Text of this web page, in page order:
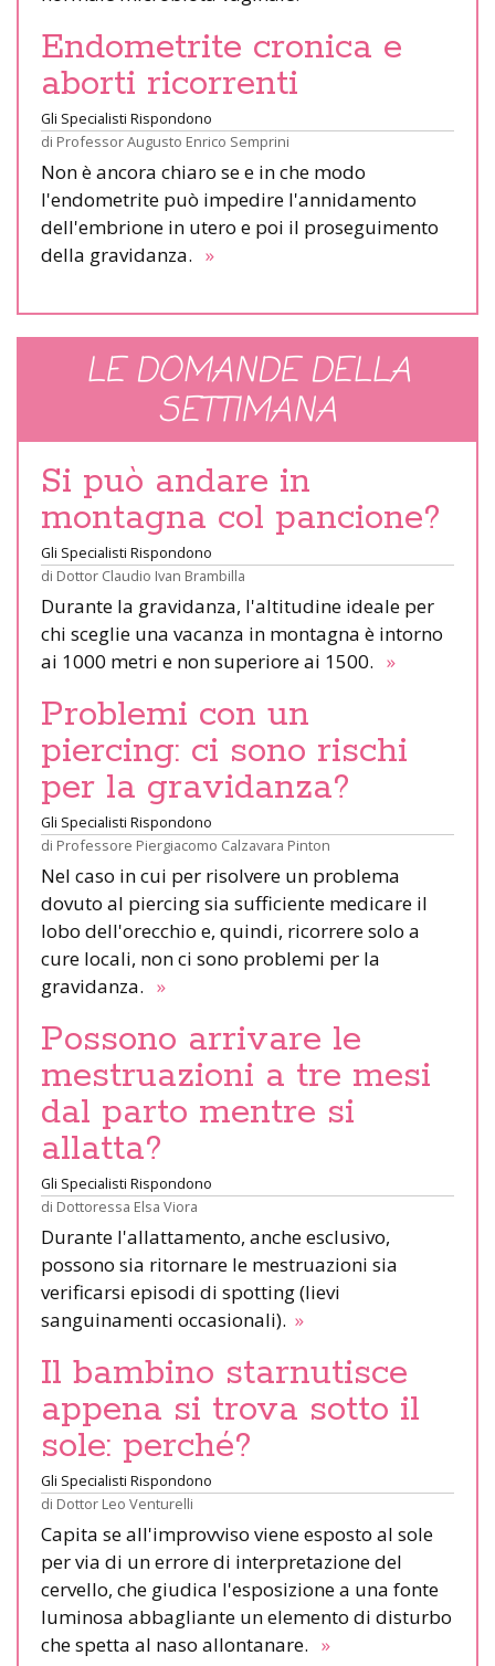
Endometrite cronica e
aborti ricorrenti
Gli Specialisti Rispondono
di Professor Augusto Enrico Semprini
Non è ancora chiaro se e in che modo
l'endometrite può impedire l'annidamento
dell'embrione in utero e poi il proseguimento
della gravidanza. »
LE DOMANDE DELLA
SETTIMANA
Si può andare in
montagna col pancione?
Gli Specialisti Rispondono
di Dottor Claudio Ivan Brambilla
Durante la gravidanza, l'altitudine ideale per
chi sceglie una vacanza in montagna è intorno
ai 1000 metri e non superiore ai 1500. »
Problemi con un
piercing: ci sono rischi
per la gravidanza?
Gli Specialisti Rispondono
di Professore Piergiacomo Calzavara Pinton
Nel caso in cui per risolvere un problema
dovuto al piercing sia sufficiente medicare il
lobo dell'orecchio e, quindi, ricorrere solo a
cure locali, non ci sono problemi per la
gravidanza. »
Possono arrivare le
mestruazioni a tre mesi
dal parto mentre si
allatta?
Gli Specialisti Rispondono
di Dottoressa Elsa Viora
Durante l'allattamento, anche esclusivo,
possono sia ritornare le mestruazioni sia
verificarsi episodi di spotting (lievi
sanguinamenti occasionali). »
Il bambino starnutisce
appena si trova sotto il
sole: perché?
Gli Specialisti Rispondono
di Dottor Leo Venturelli
Capita se all'improvviso viene esposto al sole
per via di un errore di interpretazione del
cervello, che giudica l'esposizione a una fonte
luminosa abbagliante un elemento di disturbo
che spetta al naso allontanare. »